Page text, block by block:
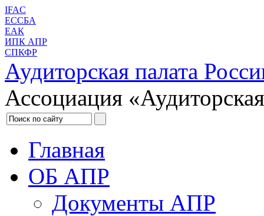
IFAC
ЕССБА
ЕАК
ИПК АПР
СПКФР
Аудиторская палата
Ассоциация
Главная
ОБ АПР
Документы АПР